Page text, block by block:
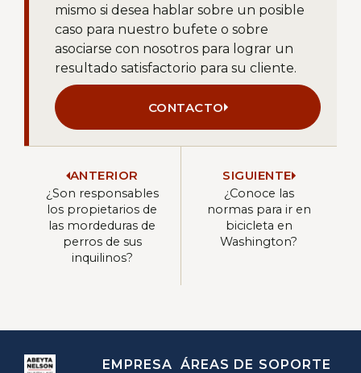
mismo si desea hablar sobre un posible
caso para nuestro bufete o sobre
asociarse con nosotros para lograr un
resultado satisfactorio para su cliente.
CONTACTO
ANTERIOR
¿Son responsables
los propietarios de
las mordeduras de
perros de sus
inquilinos?
SIGUIENTE
¿Conoce las
normas para ir en
bicicleta en
Washington?
EMPRESA ÁREAS DE SOPORTE